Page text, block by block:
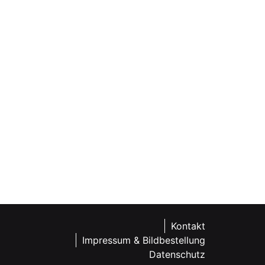
Kontakt
Impressum & Bildbestellung
Datenschutz